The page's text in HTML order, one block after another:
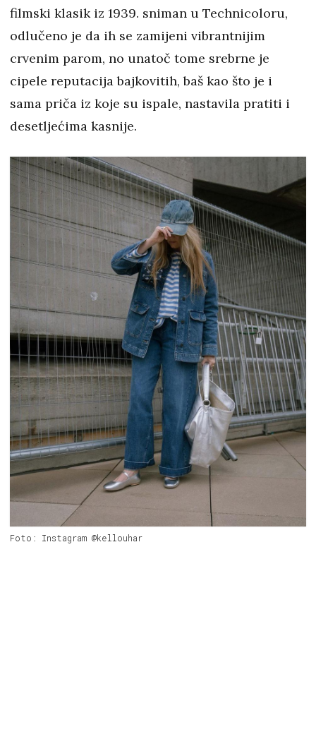
filmski klasik iz 1939. sniman u Technicoloru,
odlučeno je da ih se zamijeni vibrantnijim
crvenim parom, no unatoč tome srebrne je
cipele reputacija bajkovitih, baš kao što je i
sama priča iz koje su ispale, nastavila pratiti i
desetljećima kasnije.
Foto: Instagram @kellouhar